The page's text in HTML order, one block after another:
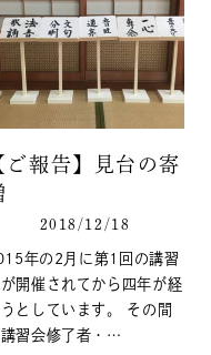
ご報告】見台の寄
2018/12/18
年の2月に第1回の講習
開催されてから四年が経
うとしています。 その間
習会修了者・…